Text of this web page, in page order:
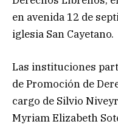
en avenida 12 de
iglesia San Cayetano.
Las instituciones
de Promoción de
cargo de Silvio
Myriam Elizabeth